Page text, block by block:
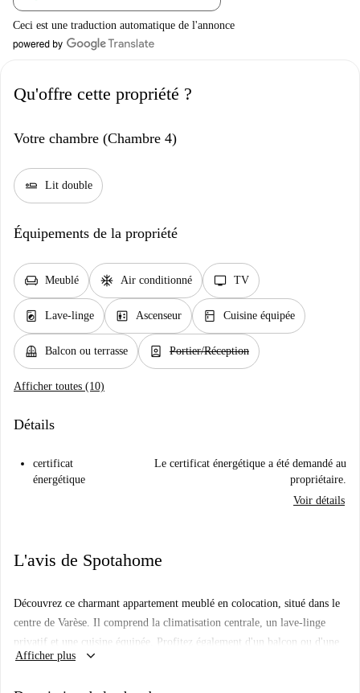
Ceci est une traduction automatique de l'annonce
Qu'offre cette propriété ?
Votre chambre (Chambre 4)
airline_seat_flat Lit double
Équipements de la propriété
chair Meublé ac_unit Air conditionné tv TV
local_laundry_service Lave-linge elevator Ascenseur kitchen Cuisine équipée
balcony Balcon ou terrasse person_book Portier/Réception
Afficher toutes (10)
Détails
certificat
énergétique
Le certificat énergétique a été demandé au
propriétaire.
Voir détails
L'avis de Spotahome
Découvrez ce charmant appartement meublé en colocation, situé dans le
centre de Varèse. Il comprend la climatisation centrale, un lave-linge
privatif et une cuisine équipée. Profitez également d'un balcon ou d'une
terrasse pour vous détendre. Les charges (électricité, eau, gaz et Wi-Fi)
Afficher plus keyboard_arrow_down